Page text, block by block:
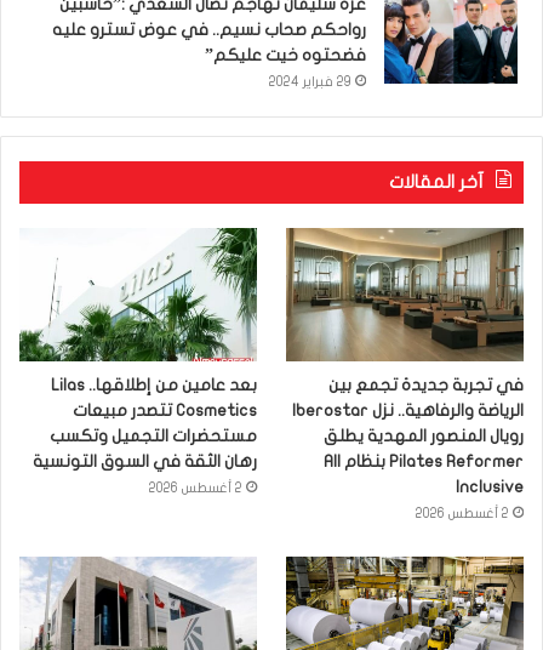
عزّة سليمان تهاجم نضال السعدي :”حاسبين
رواحكم صحاب نسيم.. في عوض تسترو عليه
فضحتوه خيت عليكم”
29 فبراير 2024
آخر المقالات
في تجربة جديدة تجمع بين
رويال المنصور المهدية يطلق
Pilates Reformer بنظام All
Inclusive
2 أغسطس 2026
بعد عامين من إطلاقها.. Lilas
Cosmetics تتصدر مبيعات
مستحضرات التجميل وتكسب
رهان الثقة في السوق التونسية
2 أغسطس 2026